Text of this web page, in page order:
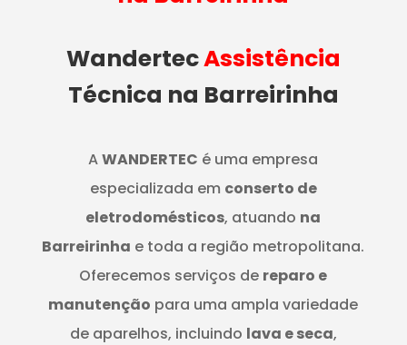
WandertecAssistência
Técnica na Barreirinha
AWANDERTEC é uma empresa
especializada em conserto de
eletrodomésticos, atuando na
Barreirinha e toda a região metropolitana.
Oferecemos serviços de reparo e
manutenção para uma ampla variedade
de aparelhos, incluindo lava e seca,